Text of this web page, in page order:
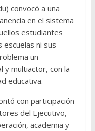
convocó a una
en el sistema
estudiantes
escuelas ni sus
un
y multiactor, con la
educativa.
con participación
del Ejecutivo,
academia y